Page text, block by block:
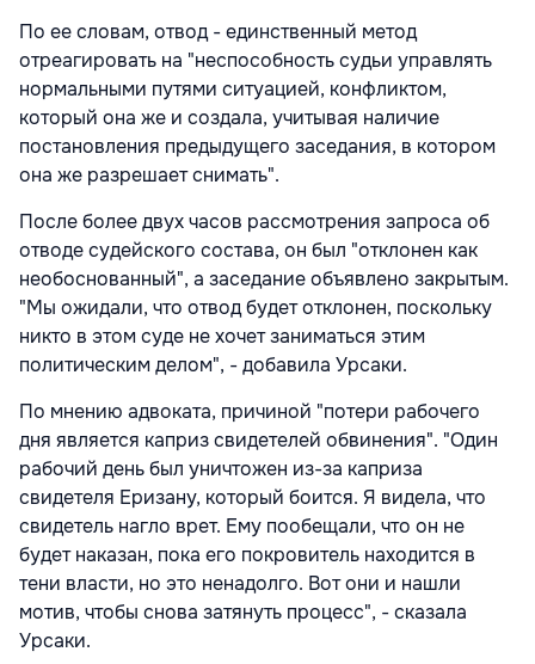
По ее словам, отвод - единственный метод
отреагировать на "неспособность судьи управлять
нормальными путями ситуацией, конфликтом,
который она же и создала, учитывая наличие
постановления предыдущего заседания, в котором
она же разрешает снимать".
После более двух часов рассмотрения запроса об
отводе судейского состава, он был "отклонен как
необоснованный", а заседание объявлено закрытым.
"Мы ожидали, что отвод будет отклонен, поскольку
никто в этом суде не хочет заниматься этим
политическим делом", - добавила Урсаки.
По мнению адвоката, причиной "потери рабочего
дня является каприз свидетелей обвинения". "Один
рабочий день был уничтожен из-за каприза
свидетеля Еризану, который боится. Я видела, что
свидетель нагло врет. Ему пообещали, что он не
будет наказан, пока его покровитель находится в
тени власти, но это ненадолго. Вот они и нашли
мотив, чтобы снова затянуть процесс", - сказала
Урсаки.